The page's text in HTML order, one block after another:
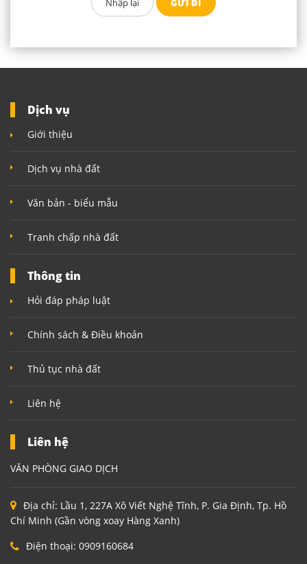
Dịch vụ
Giới thiệu
Dịch vụ nhà đất
Văn bản - biểu mẫu
Tranh chấp nhà đất
Thông tin
Hỏi đáp pháp luật
Chính sách & Điều khoản
Thủ tục nhà đất
Liên hệ
Liên hệ
VĂN PHÒNG GIAO DỊCH
Địa chỉ: Lầu 1, 227A Xô Viết Nghệ Tĩnh, P. Gia Định, Tp. Hồ
Chí Minh (Gần vòng xoay Hàng Xanh)
Điện thoại: 0909160684